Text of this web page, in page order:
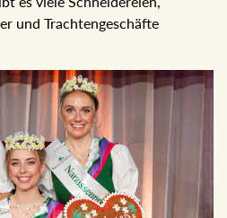
und Trachtengeschäfte